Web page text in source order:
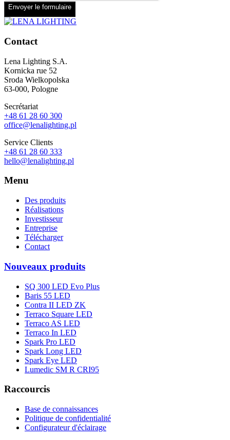
Envoyer le formulaire
Contact
Lena Lighting S.A.
Kornicka rue 52
Sroda Wielkopolska
63-000, Pologne
Secrétariat
+48 61 28 60 300
office@lenalighting.pl
Service Clients
+48 61 28 60 333
hello@lenalighting.pl
Menu
Des produits
Réalisations
Investisseur
Entreprise
Télécharger
Contact
Nouveaux produits
SQ 300 LED Evo Plus
Baris 55 LED
Contra II LED ZK
Terraco Square LED
Terraco AS LED
Terraco In LED
Spark Pro LED
Spark Long LED
Spark Eye LED
Lumedic SM R CRI95
Raccourcis
Base de connaissances
Politique de confidentialité
Configurateur d'éclairage